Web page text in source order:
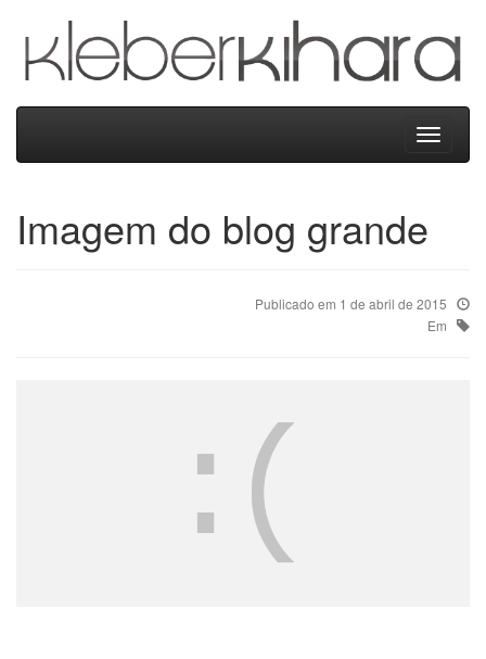
Kleber
Kihara
Menu
Imagem do blog grande
Publicado em 1 de abril de 2015
Em